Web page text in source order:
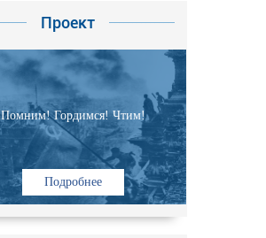
Проект
Помним! Гордимся! Чтим!
Подробнее